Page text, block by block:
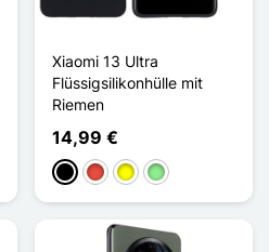
Xiaomi 13 Ultra
Flüssigsilikonhülle mit
Riemen
14,99 €
Schwarz
Rot GelbHellgrün